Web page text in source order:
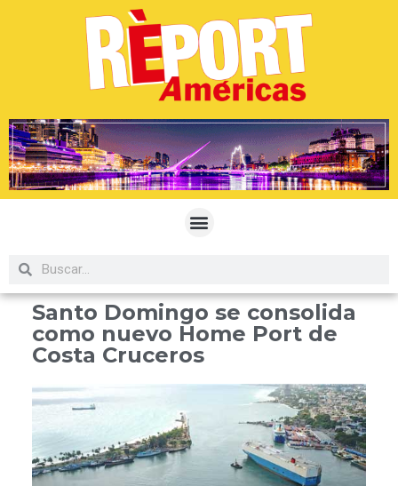
Santo Domingo se consolida
como nuevo Home Port de
Costa Cruceros